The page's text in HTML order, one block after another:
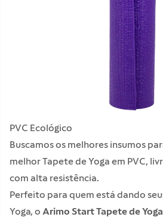
PVC Ecológico
Buscamos os melhores insumos
melhor Tapete de Yoga em PVC,
com alta resistência.
Perfeito para quem está dando
Yoga, oArimo Start Tapete de